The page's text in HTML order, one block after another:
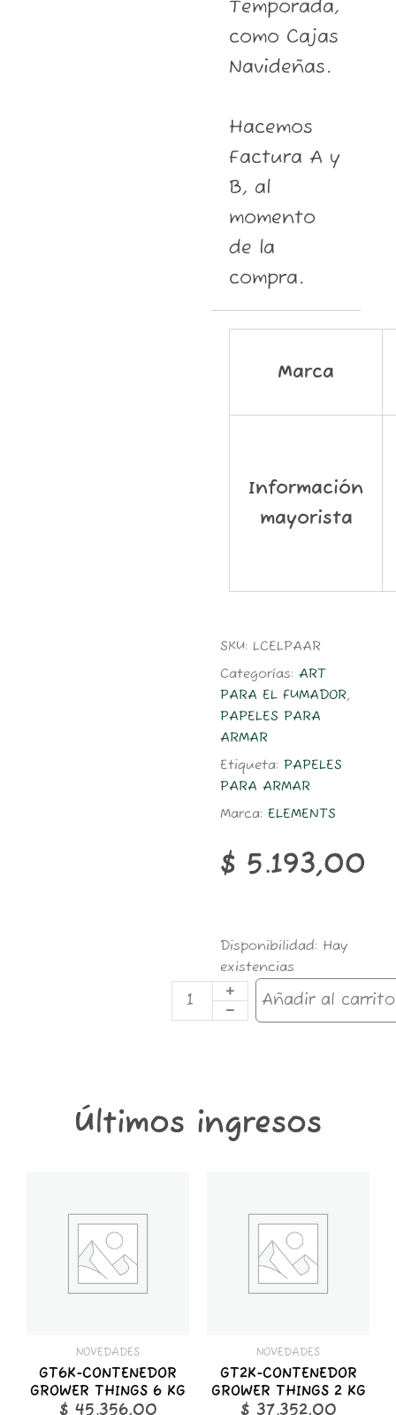
Temporada,
como Cajas
Navideñas.
Hacemos
Factura A y
B, al
momento
de la
compra.
Marca
Información
mayorista
SKU: LCELPAAR
Categorías:ART
PARA EL FUMADOR,
PAPELES PARA
ARMAR
Etiqueta:PAPELES
PARA ARMAR
Marca:ELEMENTS
$ 5.193,00
Disponibilidad: Hay
existencias
ELEMENTS
ARTESANO
1.1/4+TIPS
50H
cantidad
Añadir al carrito
Últimos ingresos
NOVEDADES
GT6K-CONTENEDOR
GROWER THINGS 6 KG
$ 45.356,00
GROWER
cantidad
NOVEDADES
GT2K-CONTENEDOR
GROWER THINGS 2 KG
$ 37.352,00
GROWER
cantidad